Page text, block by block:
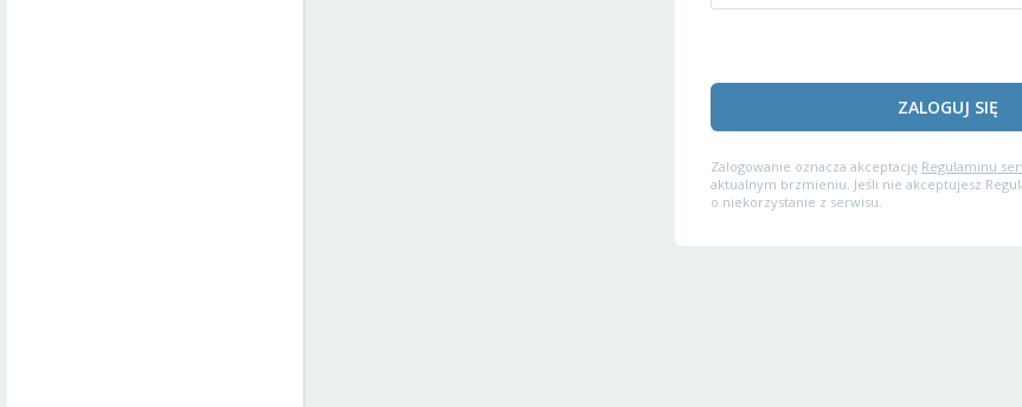
ZALOGUJ SIĘ
Zalogowanie oznacza akceptację Regulaminu
aktualnym brzmieniu. Jeśli nie akceptujesz
o niekorzystanie z serwisu.